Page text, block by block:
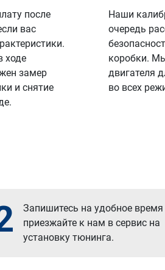
после
вас
ходе
замер
и снятие
Наши
очередь
коробки.
двигателя
во всех
Запишитесь на удобное время
приезжайте к нам в сервис на
установку тюнинга.